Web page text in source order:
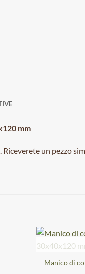
mm
Riceverete un pezzo
Manico di